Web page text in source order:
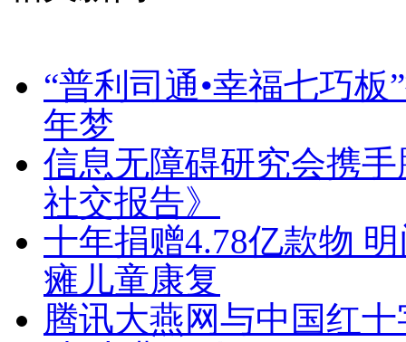
“普利司通•幸福七巧
年梦
信息无障碍研究会携
社交报告》
十年捐赠4.78亿款物
瘫儿童康复
腾讯大燕网与中国红